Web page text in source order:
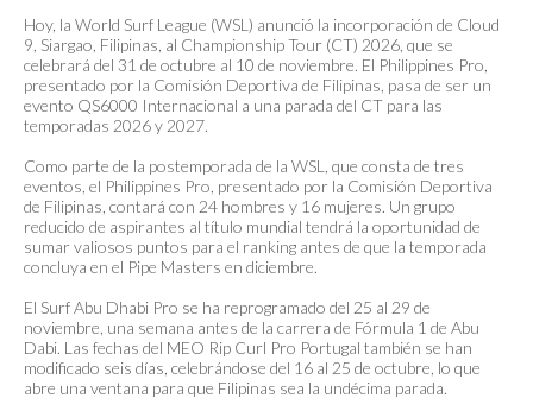
Hoy, la World Surf League (WSL) anunció la incorporación de Cloud
9, Siargao, Filipinas, al Championship Tour (CT) 2026, que se
celebrará del 31 de octubre al 10 de noviembre. El Philippines Pro,
presentado por la Comisión Deportiva de Filipinas, pasa de ser un
evento QS6000 Internacional a una parada del CT para las
temporadas 2026 y 2027.
Como parte de la postemporada de la WSL, que consta de tres
eventos, el Philippines Pro, presentado por la Comisión Deportiva
de Filipinas, contará con 24 hombres y 16 mujeres. Un grupo
reducido de aspirantes al título mundial tendrá la oportunidad de
sumar valiosos puntos para el ranking antes de que la temporada
concluya en el Pipe Masters en diciembre.
El Surf Abu Dhabi Pro se ha reprogramado del 25 al 29 de
noviembre, una semana antes de la carrera de Fórmula 1 de Abu
Dabi. Las fechas del MEO Rip Curl Pro Portugal también se han
modificado seis días, celebrándose del 16 al 25 de octubre, lo que
abre una ventana para que Filipinas sea la undécima parada.